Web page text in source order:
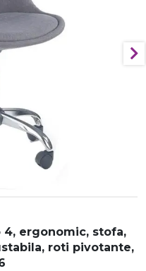
ergonomic, stofa,
roti pivotante,